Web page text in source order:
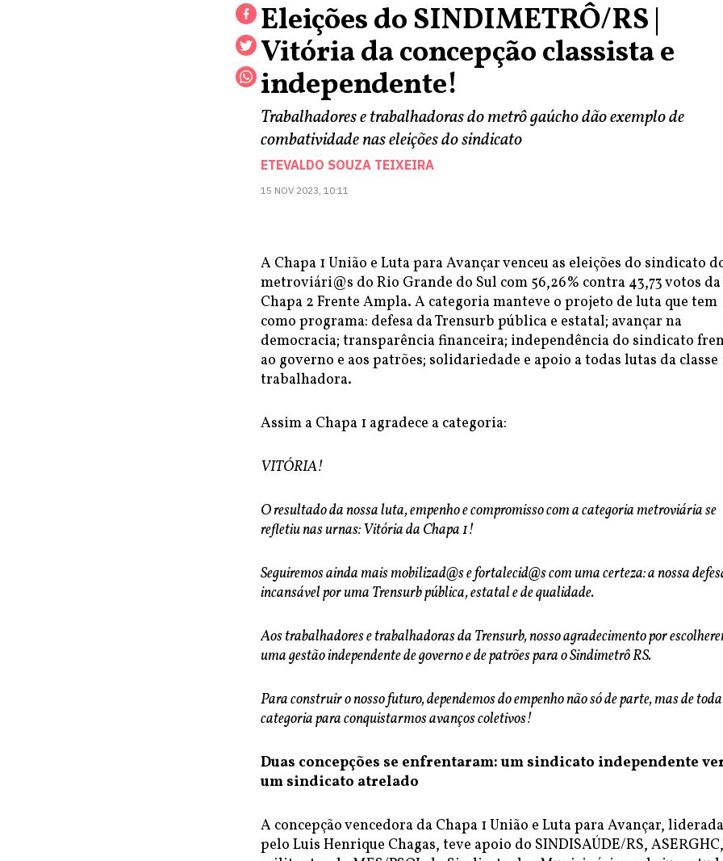
Eleições do SINDIMETRÔ/RS |
Vitória da concepção classista e
independente!
Trabalhadores e trabalhadoras do metrô gaúcho dão exemplo de
combatividade nas eleições do sindicato
ETEVALDO SOUZA TEIXEIRA
15 NOV 2023, 10:11
A Chapa 1 União e Luta para Avançar venceu as eleições do sindicato
metroviári@s do Rio Grande do Sul com 56,26% contra 43,73 votos da
Chapa 2 Frente Ampla. A categoria manteve o projeto de luta que tem
como programa: defesa da Trensurb pública e estatal; avançar na
democracia; transparência financeira; independência do sindicato
ao governo e aos patrões; solidariedade e apoio a todas lutas da classe
trabalhadora.
Assim a Chapa 1 agradece a categoria:
VITÓRIA!
O resultado da nossa luta, empenho e compromisso com a categoria metroviária se
refletiu nas urnas: Vitória da Chapa 1!
Seguiremos ainda mais mobilizad@s e fortalecid@s com uma certeza: a nossa
incansável por uma Trensurb pública, estatal e de qualidade.
Aos trabalhadores e trabalhadoras da Trensurb, nosso agradecimento por
uma gestão independente de governo e de patrões para o Sindimetrô RS.
Para construir o nosso futuro, dependemos do empenho não só de parte, mas de
categoria para conquistarmos avanços coletivos!
Duas concepções se enfrentaram: um sindicato independente
um sindicato atrelado
A concepção vencedora da Chapa 1 União e Luta para Avançar, liderada
pelo Luis Henrique Chagas, teve apoio do SINDISAÚDE/RS,